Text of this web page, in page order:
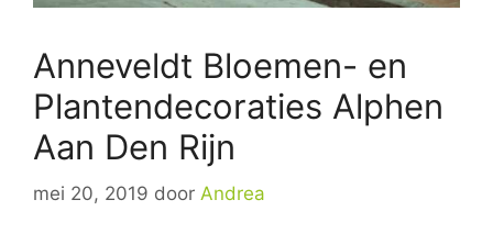
Anneveldt Bloemen- en
Plantendecoraties Alphen
Aan Den Rijn
mei 20, 2019 door Andrea